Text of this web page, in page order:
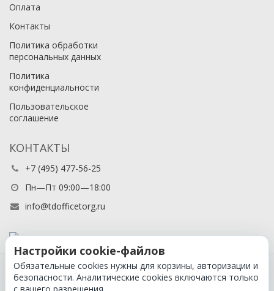
Оплата
Контакты
Политика обработки
персональных данных
Политика
конфиденциальности
Пользовательское
соглашение
КОНТАКТЫ
+7 (495) 477-56-25
Пн—Пт 09:00—18:00
info@tdofficetorg.ru
© 2026 Официальный партнер Cactus в России
Настройки cookie-файлов
Обязательные cookies нужны для корзины, авторизации и
безопасности. Аналитические cookies включаются только